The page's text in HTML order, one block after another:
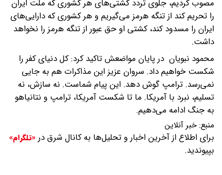
مصوب کردیم، جلوی تردد کشتی‌های هر کشوری که ملت ایران
را تحریم کند از تنگه هرمز می‌گیریم و هر کشوری که دارایی‌های
ایران را مسدود کند، کشتی او حق عبور از تنگه هرمز را نخواهد
داشت.
محمود نبویان در پایان مواضعش تاکید کرد: کل دنیای کفر را
شکست خواهیم داد. سروان عزیز این مذاکرات هم به جایی
نمی‌رسد. ترامپ گوش دهد. این پیام شماست. نه سازش، نه
تسلیم، نبرد با آمریکا. ما تا شکست آمریکا، ترامپ و نتانیاهو
به جنگ ادامه می‌دهیم.
منبع: خبر آنلاین
برای اطلاع از آخرین اخبار و تحلیل‌ها به کانال شرق در «تلگرام»
بپیوندید.